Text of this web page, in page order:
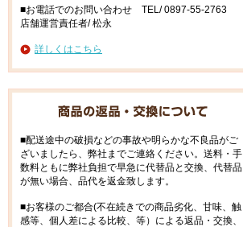
■お電話でのお問い合わせ TEL/ 0897-55-2763
店舗運営責任者/ 松永
詳しくはこちら
■配送途中の破損などの事故や明らかな不良品がご
ざいましたら、弊社までご連絡ください。送料・手
数料ともに弊社負担で早急に代替品と交換、代替品
が無い場合、品代を返金致します。
■お客様のご都合(不在続きでの商品劣化、甘味、触
感等、個人差による比較、等）による返品・交換、